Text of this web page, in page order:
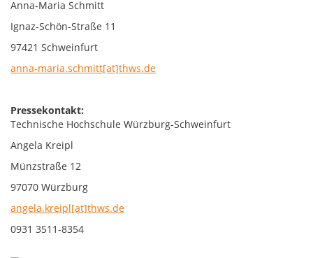
Anna-Maria Schmitt
Ignaz-Schön-Straße 11
97421 Schweinfurt
anna-maria.schmitt[at]thws.de
Pressekontakt:
Technische Hochschule Würzburg-Schweinfurt
Angela Kreipl
Münzstraße 12
97070 Würzburg
angela.kreipl[at]thws.de
0931 3511-8354